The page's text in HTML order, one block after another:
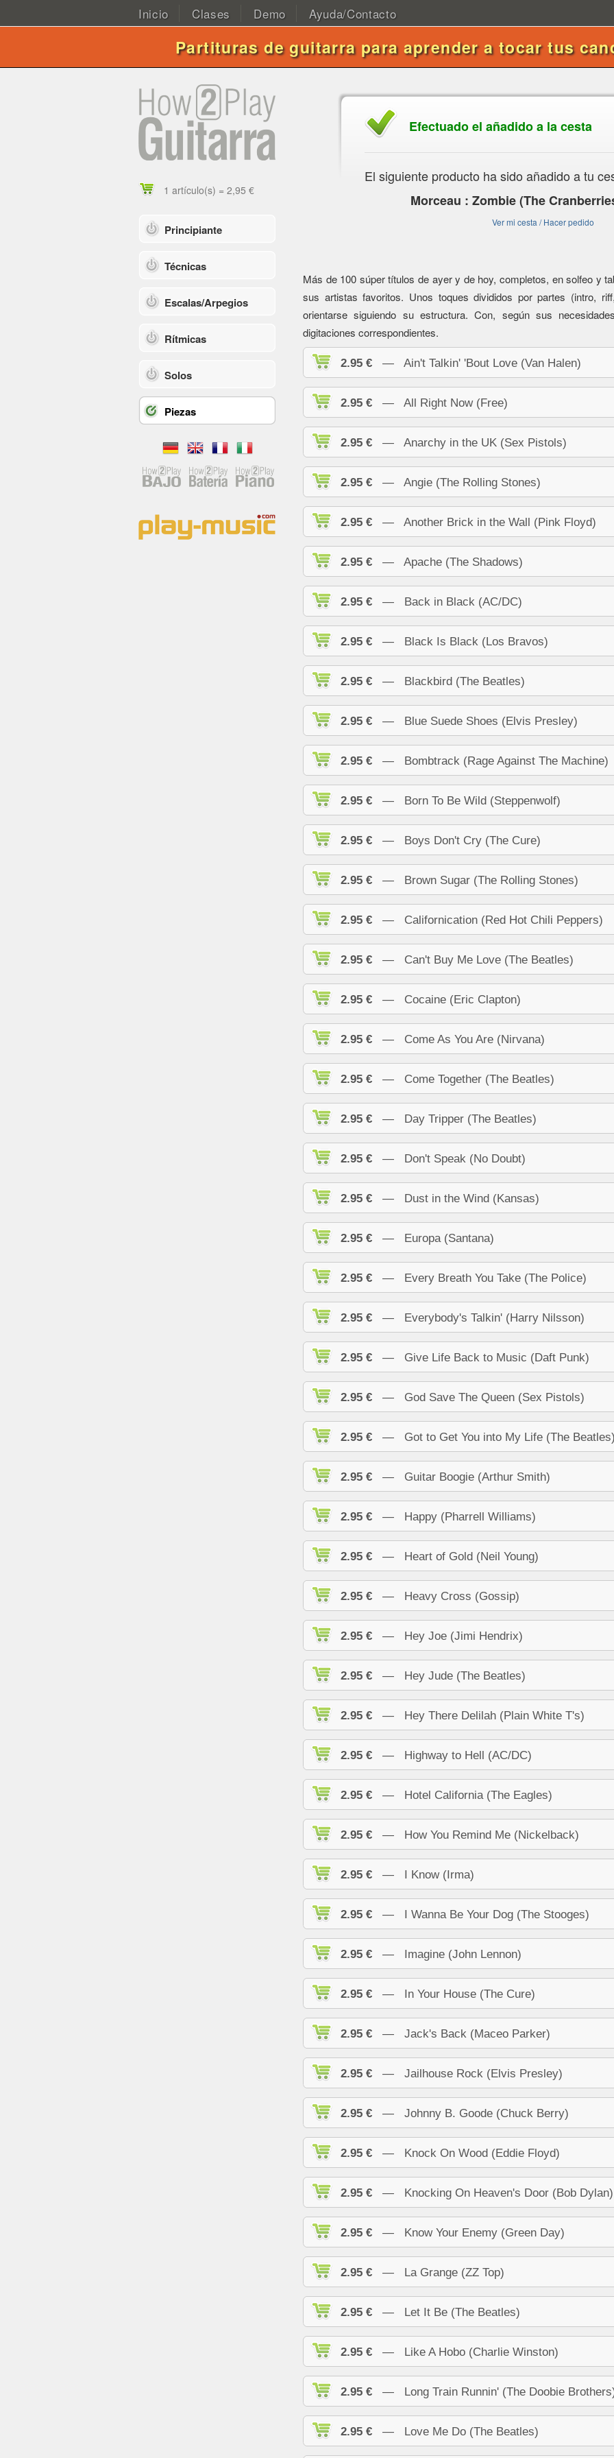
Inicio Clases Demo Ayuda/Contacto
Partituras de guitarra para aprender a tocar tus
1 artículo(s) = 2,95 €
Principiante
Técnicas
Escalas/Arpegios
Rítmicas
Solos
Piezas
Efectuado el añadido a la cesta
El siguiente producto ha sido añadido a tu
Morceau : Zombie (The
Ver mi cesta / Hacer pedido
Más de 100 súper títulos de ayer y de hoy, completos, en solfeo y
sus artistas favoritos. Unos toques divididos por partes (intro,
orientarse siguiendo su estructura. Con, según sus
digitaciones correspondientes.
2.95 € — Ain't Talkin' 'Bout Love (Van Halen)
2.95 € — All Right Now (Free)
2.95 € — Anarchy in the UK (Sex Pistols)
2.95 € — Angie (The Rolling Stones)
2.95 € — Another Brick in the Wall (Pink Floyd)
2.95 € — Apache (The Shadows)
2.95 € — Back in Black (AC/DC)
2.95 € — Black Is Black (Los Bravos)
2.95 € — Blackbird (The Beatles)
2.95 € — Blue Suede Shoes (Elvis Presley)
2.95 € — Bombtrack (Rage Against The Machine)
2.95 € — Born To Be Wild (Steppenwolf)
2.95 € — Boys Don't Cry (The Cure)
2.95 € — Brown Sugar (The Rolling Stones)
2.95 € — Californication (Red Hot Chili Peppers)
2.95 € — Can't Buy Me Love (The Beatles)
2.95 € — Cocaine (Eric Clapton)
2.95 € — Come As You Are (Nirvana)
2.95 € — Come Together (The Beatles)
2.95 € — Day Tripper (The Beatles)
2.95 € — Don't Speak (No Doubt)
2.95 € — Dust in the Wind (Kansas)
2.95 € — Europa (Santana)
2.95 € — Every Breath You Take (The Police)
2.95 € — Everybody's Talkin' (Harry Nilsson)
2.95 € — Give Life Back to Music (Daft Punk)
2.95 € — God Save The Queen (Sex Pistols)
2.95 € — Got to Get You into My Life (The
2.95 € — Guitar Boogie (Arthur Smith)
2.95 € — Happy (Pharrell Williams)
2.95 € — Heart of Gold (Neil Young)
2.95 € — Heavy Cross (Gossip)
2.95 € — Hey Joe (Jimi Hendrix)
2.95 € — Hey Jude (The Beatles)
2.95 € — Hey There Delilah (Plain White T's)
2.95 € — Highway to Hell (AC/DC)
2.95 € — Hotel California (The Eagles)
2.95 € — How You Remind Me (Nickelback)
2.95 € — I Know (Irma)
2.95 € — I Wanna Be Your Dog (The Stooges)
2.95 € — Imagine (John Lennon)
2.95 € — In Your House (The Cure)
2.95 € — Jack's Back (Maceo Parker)
2.95 € — Jailhouse Rock (Elvis Presley)
2.95 € — Johnny B. Goode (Chuck Berry)
2.95 € — Knock On Wood (Eddie Floyd)
2.95 € — Knocking On Heaven's Door (Bob Dylan)
2.95 € — Know Your Enemy (Green Day)
2.95 € — La Grange (ZZ Top)
2.95 € — Let It Be (The Beatles)
2.95 € — Like A Hobo (Charlie Winston)
2.95 € — Long Train Runnin' (The Doobie
2.95 € — Love Me Do (The Beatles)